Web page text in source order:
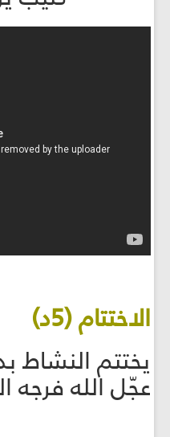
الاختتام (5د)
يختتم النشاط
عجّل الله فرجه